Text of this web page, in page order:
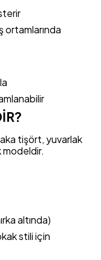
ortamlarında
tişört, yuvarlak
modeldir.
altında)
stili için